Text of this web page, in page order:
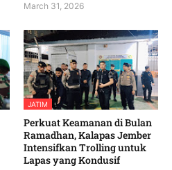
March 31, 2026
JATIM
Perkuat Keamanan di Bulan
Ramadhan, Kalapas Jember
Intensifkan Trolling untuk
Lapas yang Kondusif